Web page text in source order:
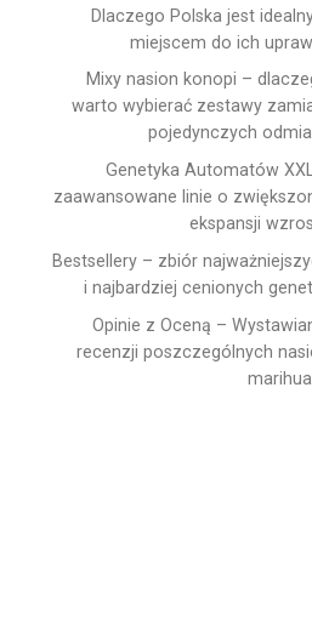
Dlaczego Polska jest
miejscem do ich
Mixy nasion konopi –
warto wybierać zestawy
pojedynczych
Genetyka Automatów
zaawansowane linie o
ekspansji
Bestsellery – zbiór
i najbardziej cenionych
Opinie z Oceną –
recenzji poszczególnych